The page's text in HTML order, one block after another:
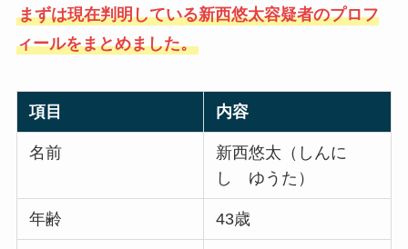
まずは現在判明している新西悠太容疑者のプロフ
ィールをまとめました。
項目 内容
名前
新西悠太（しんに
し ゆうた）
年齢 43歳